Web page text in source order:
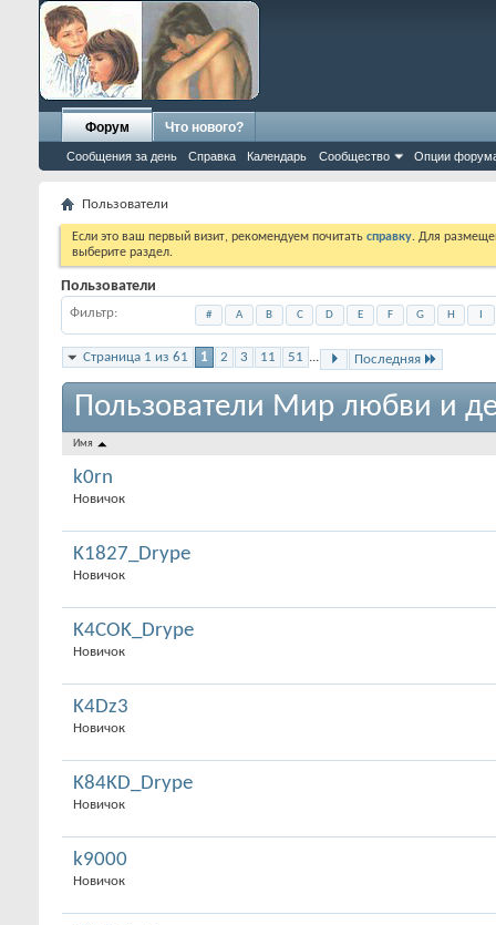
Форум
Сообщения за день Справка Календарь Сообщество Опции
Что нового?
Пользователи
Если это ваш первый визит, рекомендуем почитать справку. Для
выберите раздел.
Пользователи
Фильтр # A B C D E F G H
Страница 1 из 61 1 2 3 11 51 ... Последняя
Пользователи Мир любви и
Имя
k0rn
Новичок
K1827_Drype
Новичок
K4COK_Drype
Новичок
K4Dz3
Новичок
K84KD_Drype
Новичок
k9000
Новичок